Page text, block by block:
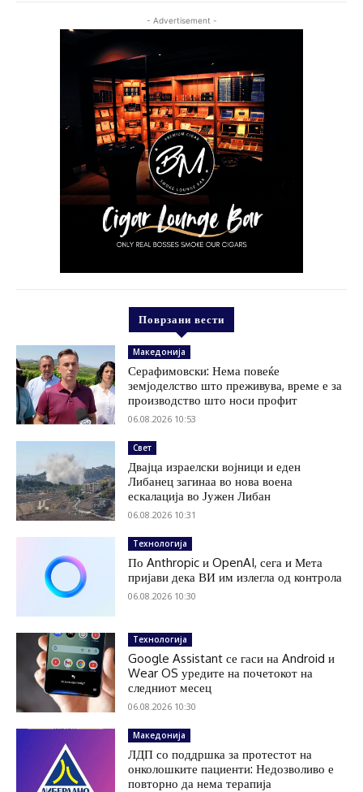
- Advertisement -
Поврзани вести
Македонија
Серафимовски: Нема повеќе
земјоделство што преживува, време е за
производство што носи профит
06.08.2026 10:53
Свет
Двајца израелски војници и еден
Либанец загинаа во нова воена
ескалација во Јужен Либан
06.08.2026 10:31
Технологија
По Anthropic и OpenAI, сега и Мета
пријави дека ВИ им излегла од контрола
06.08.2026 10:30
Технологија
Google Assistant се гаси на Android и
Wear OS уредите на почетокот на
следниот месец
06.08.2026 10:30
Македонија
ЛДП со поддршка за протестот на
онколошките пациенти: Недозволиво е
повторно да нема терапија